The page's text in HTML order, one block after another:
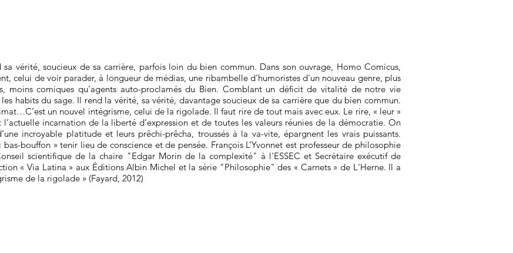
vérité, soucieux de sa carrière, parfois loin du bien commun. Dans son ouvrage, Homo Comicus,
celui de voir parader, à longueur de médias, une ribambelle d'humoristes d'un nouveau genre, plus
moins comiques qu'agents auto-proclamés du Bien. Comblant un déficit de vitalité de notre vie
habits du sage. Il rend la vérité, sa vérité, davantage soucieux de sa carrière que du bien commun.
un nouvel intégrisme, celui de la rigolade. Il faut rire de tout mais avec eux. Le rire, « leur »
incarnation de la liberté d’expression et de toutes les valeurs réunies de la démocratie. On
incroyable platitude et leurs prêchi-prêcha, troussés à la va-vite, épargnent les vrais puissants.
bouffon » tenir lieu de conscience et de pensée. François L’Yvonnet est professeur de philosophie
scientifique de la chaire "Edgar Morin de la complexité" à l'ESSEC et Secrétaire exécutif de
« Via Latina » aux Éditions Albin Michel et la série "Philosophie" des « Carnets » de L'Herne. Il a
de la rigolade » (Fayard, 2012)